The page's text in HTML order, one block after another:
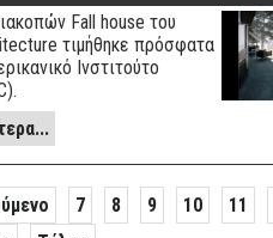
Fall house του
τιμήθηκε πρόσφατα
Ινστιτούτο
7 8 9 10
11